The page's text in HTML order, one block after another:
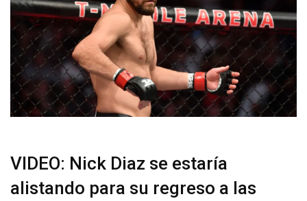
VIDEO: Nick Diaz se estaría
alistando para su regreso a las